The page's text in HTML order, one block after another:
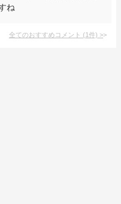
ね
全てのおすすめコメント (1件) >